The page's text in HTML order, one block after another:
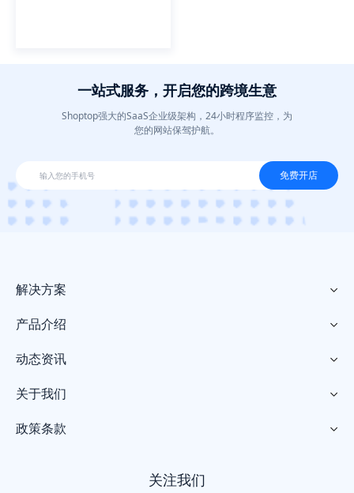
一站式服务，开启您的跨境生意
Shoptop强大的SaaS企业级架构，24小时程序监控，为
您的网站保驾护航。
免费开店
解决方案 
产品介绍 
动态资讯 
关于我们 
政策条款 
关注我们